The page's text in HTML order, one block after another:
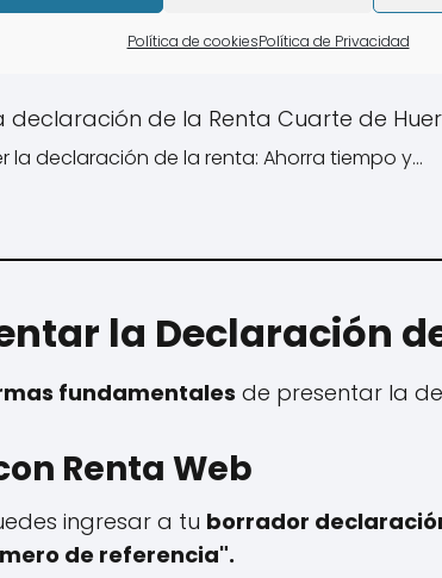
Política de cookiesPolítica de Privacidad
de la Renta Cuarte de
la declaración de la renta: Ahorra tiempo y…
la Declaración
fundamentales de presentar la
Renta Web
ingresar a tu borrador
de referencia".